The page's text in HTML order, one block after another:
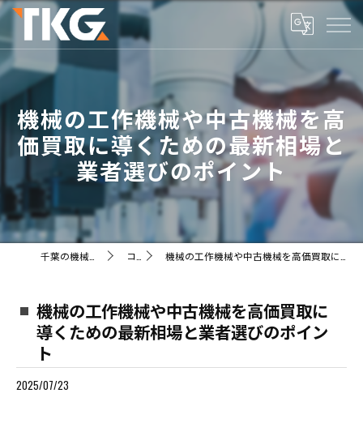
機械の工作機械や中古機械を高
価買取に導くための最新相場と
業者選びのポイント
コラム 機械の工作機械や中古機械を高価買取に導くための最新相場と業者選びのポイント
機械の工作機械や中古機械を高価買取に
導くための最新相場と業者選びのポイン
ト
2025/07/23